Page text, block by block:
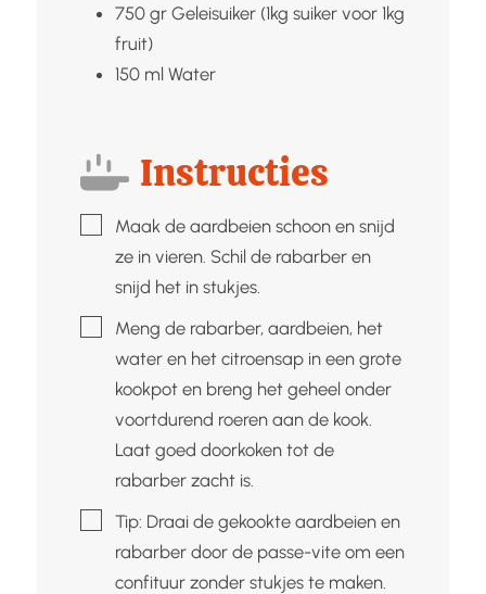
750 gr Geleisuiker (1kg suiker voor 1kg
fruit)
150 ml Water
Instructies
▢Maak de aardbeien schoon en snijd
ze in vieren. Schil de rabarber en
snijd het in stukjes.
▢Meng de rabarber, aardbeien, het
water en het citroensap in een grote
kookpot en breng het geheel onder
voortdurend roeren aan de kook.
Laat goed doorkoken tot de
rabarber zacht is.
▢
Tip: Draai de gekookte aardbeien en
rabarber door de passe-vite om een
confituur zonder stukjes te maken.